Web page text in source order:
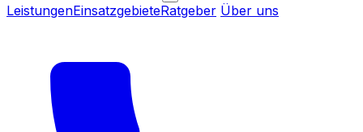
LeistungenEinsatzgebieteRatgeber Über uns